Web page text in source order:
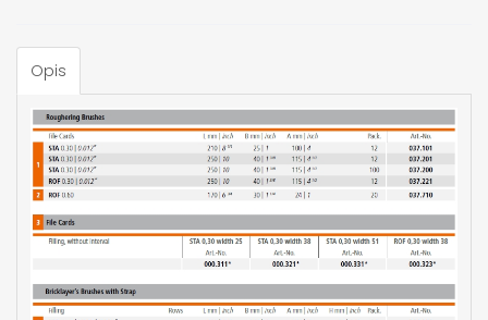
Opis